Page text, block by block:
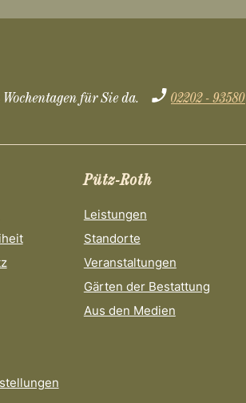
für Sie da. 02202 - 93580
Pütz-Roth
Leistungen
Standorte
Veranstaltungen
Gärten der Bestattung
Aus den Medien